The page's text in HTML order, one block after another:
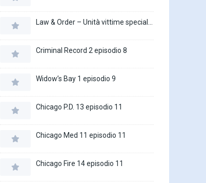
Criminal Record 2 episodio 8
Widow’s Bay 1 episodio 9
Chicago P.D. 13 episodio 11
Chicago Med 11 episodio 11
Chicago Fire 14 episodio 11